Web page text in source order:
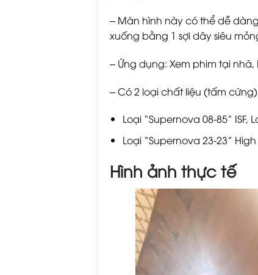
– Màn hình này có thể dễ
xuống bằng 1 sợi dây siêu
– Ứng dụng: Xem phim tại
– Có 2 loại chất liệu (tấm
Loại “Supernova 08-85”
Loại “Supernova 23-23”
Hình ảnh thực tế